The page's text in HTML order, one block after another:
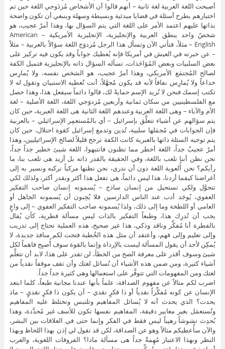
أصبحت اللغة العربية لغة ثانية – أنهم قالوا أن الأشخاص مُزدَوجي اللغة حين تم
اختبارهم بطرح أسئلة في قضايا مبدئية وبسيطة وسهلة وينبغي أن تكون واضحة
بذاتها عليهم اعتمد الأمر على اللغة التي يتم السؤال بها، وهذا أمرٌ عجيب، هو
شخصٌ واحد ينطق العربية والإنجليزية، الإنجليزية الأمريكية – American
English – مثلاً، فتأتي الآن وتسأل هذا الرجل مُزدوَج اللغة سؤالاً بالعربية – مثلاً
– عن خبرته في العيش في أمريكا فإنه يُعطيك جواباً وقد يكون فيه تركيز على
بعض السلبيات وبعض المُؤاخَذات، تسأله السؤال ذاته بالإنجليزية فتميل الكفة
لصالح المُجتمَع الأمريكي، وهذا أمرٌ عجيب، هو الشخص نفسه، ولا يُمارِس
خداعاً ولا يُمارِس نفاقاً لأنه قد يكون مُجهَّلاً، أنت تُعطيه الاستبيان وتقول له لا
تكتب إسمك فنحن لا نُريد الإسم حمايةً لك، قالوا دائماً سيفعل هذا، وهذا حصل
مع الفلسطينيين من سكان ثمانية وأربعين مُزدوَجي اللغة، اللغة الأصلية – لغة
الأم والآباء – وهى اللغة العربية وعندهم اللغة الثانية هى اللغة العبرية، حين كان
يتم سؤالهم عن أشياء تتعلَّق بإسرائيل – أي بالمُستعمِر الإسرائيلي – بالعربية
فإن الجوابات في مُجمَلها سلبية، تُدين وتدمغ إسرائيل كقوة احتلال، حين كان
يتم توجيه السئلة ذاتها بالعبرية كانت الكفة ترجح قليلاً لصالح الإسرائيليين، وهذا
أمرٌ عجيبٌ جداً، اللغة أخطر مما تظنون فانتبهوا، اللغة شيئ خطير جداً جداً،
نحن نظن أننا نلعب باللغة، وفي الحقيقة بالقدر ذاته بل أزيد هى تلعب بنا، ما
رأيكم؟ نحن أُلعوبة اللغة دون أن ندري، نحن نظنها مركباً نركبه ونسير به إلى
أغراضنا كيفما أردنا، هذا ليس دائماً، هى تفعل هذا أكثر وبقدر أكثر، ولذلك لكي
تتحوَّل ولكي تستحيل من إنسان ساذج – يُسمونه إنسان صاحب التفكير
العفوي، يُوجَد أدب عند الناس الدارسين فلا يُحِبون أن يُسمونه الجاهل أو
العامي أو اللطخة وما إلى ذلك، ولذا يُسمونه صاحب التفكير العفوي – إلى واعٍ
يجب أن تُدرِك هذا، وطبعاً التفكير بالذات ليس مسألة فطرية، كأن يُقال
بالفطرة أنا مُفكِّر وناقد وذكي، هذا غير صحيح، هذه العملية تحتاج إلى تدريب
وإلى تعليم وإلى فهم، وأعتقد أن مثل هذه الخُطبة فتحت لكم منافذ جديدة، لا
يُمكِن لأحد أن يقول المسألة ليست بالإرداة وإنما بالقوة سوف أُصبِح فاهماً لكل
شيئ وسوف أقدر على معرفة الصح من الخطأ، لن تقدر على هذا، لابد أن تتعلَّم
أشياء كثيرة، ومن ضمن هذه الأشياء أن تُسائل لغتك وأن تقف موقفاً نقدياً من
لغتك ومن المفهومات التي تتوفَّر على استعمالها وهى كثيرة جداً جداً.
اضرب لكم مثالاً عن مفهوم الصداقة، علماً بأنها عندنا مجانية طبعاً، كلما ابتعد
الإنسان عن كونه مُفكِّراً نقدياً أو ذا فكرٍ نقدي – أن يكون ذا فكرٍ نقديٍ – ماذ
يحدث؟ الذي يحدث أنه لا يُسائل المفاهيم وتلتبس وتختلط عليه المفاهيم
وتُستعمَل بغير معايير دقيقة، المفاهيم نفسها تكون للأسف غير مُحدَّدة، وهذا
يُحدِث تشوشاً رهيباً ليس فقط في الفكر وإنما حتى في العلاقات بين البشر،
والآن سأُعطيكم مثالاً وهو عن الصداقة، لكن قد تقول لي إذن بهذا اللحاظ وبهذا
النظر وبهذا الاعتبار مُهِمةٌ جداً هى مسألة ماذا؟ الفروقات اللغوية، والعرب